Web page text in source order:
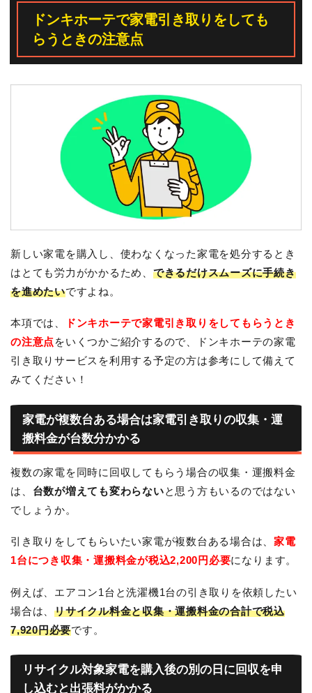
ドンキホーテで家電引き取りをしても
らうときの注意点
新しい家電を購入し、使わなくなった家電を処分するとき
はとても労力がかかるため、 できるだけスムーズに手続き
を進めたいですよね。
本項では、
ドンキホーテで家電引き取りをしてもらうとき
の注意点をいくつかご紹介するので、ドンキホーテの家電
引き取りサービスを利用する予定の方は参考にして備えて
みてください！
家電が複数台ある場合は家電引き取りの収集・運
搬料金が台数分かかる
複数の家電を同時に回収してもらう場合の収集・運搬料金
は、 台数が増えても変わらないと思う方もいるのではない
でしょうか。
引き取りをしてもらいたい家電が複数台ある場合は、家電
1台につき収集・運搬料金が税込2,200円必要になります。
例えば、エアコン1台と洗濯機1台の引き取りを依頼したい
場合は、リサイクル料金と収集・運搬料金の合計で税込
7,920円必要です。
リサイクル対象家電を購入後の別の日に回収を申
し込むと出張料がかかる